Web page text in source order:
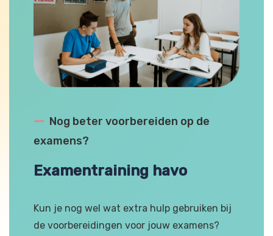
--- Nog beter voorbereiden op de
examens?
Examentraining havo
Kun je nog wel wat extra hulp gebruiken bij
de voorbereidingen voor jouw examens?